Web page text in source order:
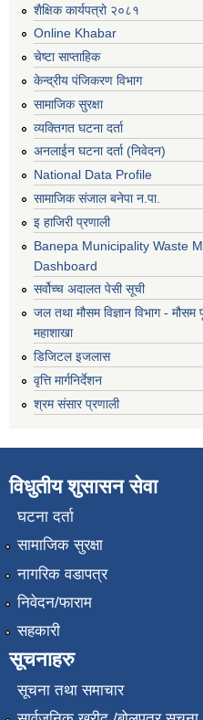
शैक्षिक कार्यपत्रो २०८१
Online Khabar
चेष्टा साप्ताहिक
केन्द्रीय पंजिकरण विभाग
सामाजिक सुरक्षा
व्यक्तिगत घटना दर्ता
अनलाईन घटना दर्ता (निवेदन)
National Data Profile
सामाजिक संजाल बनेपा न.पा.
इ हाजिरी प्रणाली
Banepa Municipality Waste
Dashboard
सर्वोच्च अदालत पेसी सूची
जल तथा मौसम विज्ञान विभाग - मौसम
महाशाखा
डिजिटल इजलास
वृत्ति मार्गनिर्देशन
श्रम संसार प्रणाली
विधुतीय शुसासन सेवा
घटना दर्ता
सामाजिक सुरक्षा
नागरिक वडापत्र
निवेदन/फाराम
सहकारी
सूचनाहरु
सूचना तथा समाचार